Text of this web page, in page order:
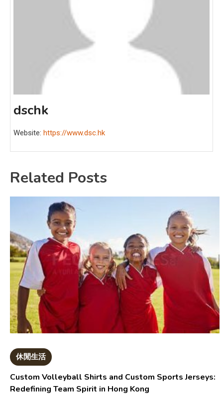
dschk
Website: https://www.dsc.hk
Related Posts
休閒生活
Custom Volleyball Shirts and Custom Sports Jerseys:
Redefining Team Spirit in Hong Kong